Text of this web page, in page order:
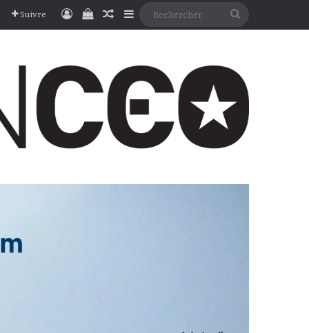
Suivre Connexion
Voir votre panier
Article Aléatoire
Sidebar (barre latérale)